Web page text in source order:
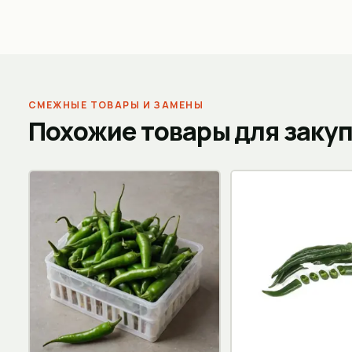
СМЕЖНЫЕ ТОВАРЫ И ЗАМЕНЫ
Похожие товары для